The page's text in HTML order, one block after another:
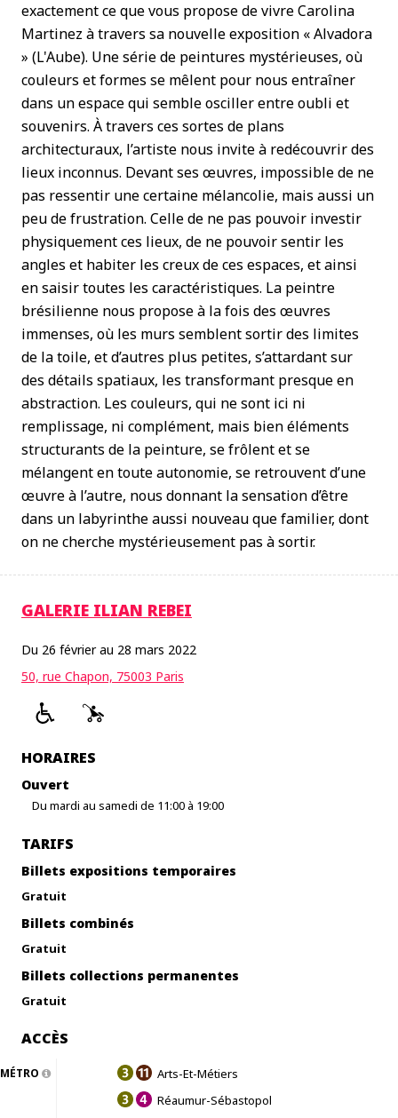
exactement ce que vous propose de vivre Carolina
Martinez à travers sa nouvelle exposition « Alvadora
» (L'Aube). Une série de peintures mystérieuses, où
couleurs et formes se mêlent pour nous entraîner
dans un espace qui semble osciller entre oubli et
souvenirs. À travers ces sortes de plans
architecturaux, l’artiste nous invite à redécouvrir des
lieux inconnus. Devant ses œuvres, impossible de ne
pas ressentir une certaine mélancolie, mais aussi un
peu defrustration. Celle de ne pas pouvoir investir
physiquement ces lieux, de ne pouvoir sentir les
angles et habiter les creux de ces espaces, et ainsi
en saisir toutes les caractéristiques. La peintre
brésilienne nous propose à la fois des œuvres
immenses, où les murs semblent sortir des limites
de la toile, et d’autres plus petites, s’attardant sur
des détails spatiaux, les transformant presque en
abstraction. Les couleurs, qui ne sont ici ni
remplissage, ni complément, mais bien éléments
structurants de la peinture, se frôlent et se
mélangent en toute autonomie, se retrouvent d’une
œuvre à l’autre, nous donnant la sensation d’être
dans un labyrinthe aussi nouveau que familier, dont
on ne cherche mystérieusement pas à sortir.
GALERIE ILIAN REBEI
Du 26 février au 28 mars 2022
50, rue Chapon, 75003 Paris
HORAIRES
Ouvert
Du mardi au samedi de 11:00 à 19:00
TARIFS
Billets expositions temporaires
Gratuit
Billets combinés
Gratuit
Billets collections permanentes
Gratuit
ACCÈS
MÉTRO
Arts-Et-Métiers
Réaumur-Sébastopol